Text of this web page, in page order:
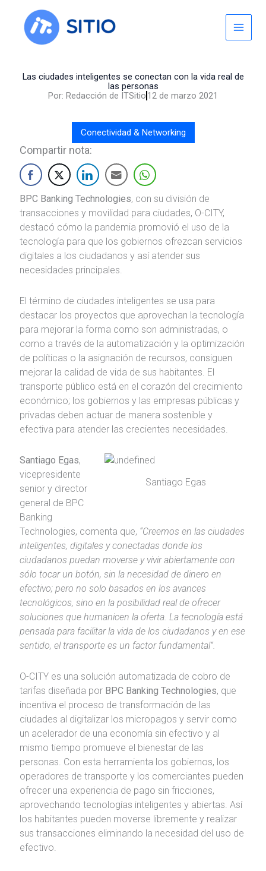
content
Las ciudades inteligentes se conectan con la vida real de
las personas
Por: Redacción de ITSitio 12 de marzo 2021
Conectividad & Networking
Compartir nota:
BPC Banking Technologies, con su división de
transacciones y movilidad para ciudades, O-CITY,
destacó cómo la pandemia promovió el uso de la
tecnología para que los gobiernos ofrezcan servicios
digitales a los ciudadanos y así atender sus
necesidades principales.
El término de ciudades inteligentes se usa para
destacar los proyectos que aprovechan la tecnología
para mejorar la forma como son administradas, o
como a través de la automatización y la optimización
de políticas o la asignación de recursos, consiguen
mejorar la calidad de vida de sus habitantes. El
transporte público está en el corazón del crecimiento
económico; los gobiernos y las empresas públicas y
privadas deben actuar de manera sostenible y
efectiva para atender las crecientes necesidades.
Santiago Egas
Santiago Egas,
vicepresidente
senior y director
general de BPC
Banking
Technologies, comenta que, “Creemos en las ciudades
inteligentes, digitales y conectadas donde los
ciudadanos puedan moverse y vivir abiertamente con
sólo tocar un botón, sin la necesidad de dinero en
efectivo; pero no solo basados en los avances
tecnológicos, sino en la posibilidad real de ofrecer
soluciones que humanicen la oferta. La tecnología está
pensada para facilitar la vida de los ciudadanos y en ese
sentido, el transporte es un factor fundamental”.
O-CITY es una solución automatizada de cobro de
tarifas diseñada por BPC Banking Technologies, que
incentiva el proceso de transformación de las
ciudades al digitalizar los micropagos y servir como
un acelerador de una economía sin efectivo y al
mismo tiempo promueve el bienestar de las
personas. Con esta herramienta los gobiernos, los
operadores de transporte y los comerciantes pueden
ofrecer una experiencia de pago sin fricciones,
aprovechando tecnologías inteligentes y abiertas. Así
los habitantes pueden moverse libremente y realizar
sus transacciones eliminando la necesidad del uso de
efectivo.